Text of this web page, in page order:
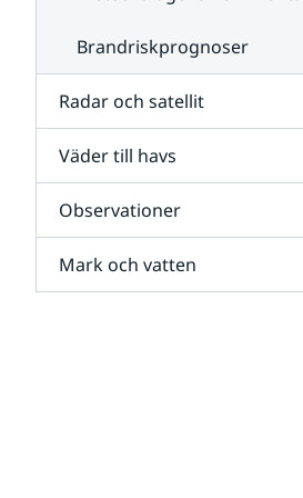
Brandriskprognoser
Radar och satellit
Väder till havs
Observationer
Mark och vatten